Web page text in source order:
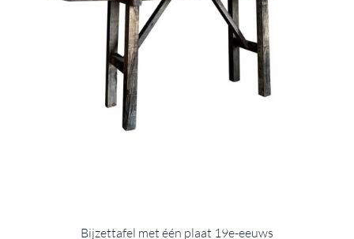
Bijzettafel met één plaat 19e-eeuws